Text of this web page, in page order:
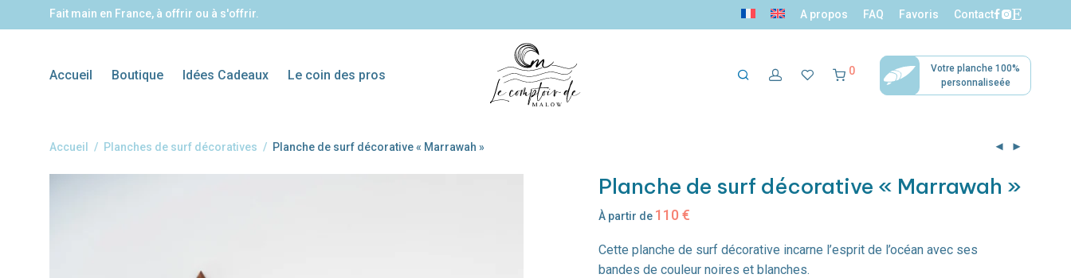
Fait main en France, à offrir ou à s'offrir. A propos FAQ Favoris Contact
Accueil Boutique
surfers
tropicale
Idées Cadeaux Le coin des pros
Votre planche 100%
personnaliseée
0
Accueil / Planches de surf décoratives / Planche de surf décorative « Marrawah »
Planche de surf décorative « Marrawah »
À partir de 110 €
Cette planche de surf décorative incarne l’esprit de l’océan avec ses
bandes de couleur noires et blanches.